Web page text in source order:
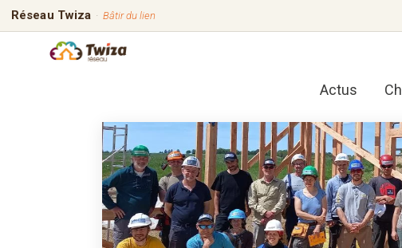
Réseau Twiza · Bâtir du lien
Actus